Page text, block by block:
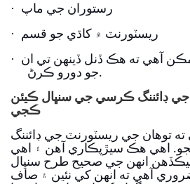
· رستوران جي ماپ
· ريسٽورنٽ ۾ کاڌي جو قسم
·
جو دورو ڪرڻ.
ڊائننگ ڪرسي جي سنڀال ڪيئن
ڪجي
توهان جي ريسٽورنٽ جي ڊائننگ
اهي هڪ سيڙپڪاري آهن ۽ اهي
جيڪڏهن انهن جي صحيح طرح سنڀال
آهي ته انهن کي نئين ۽ صاف